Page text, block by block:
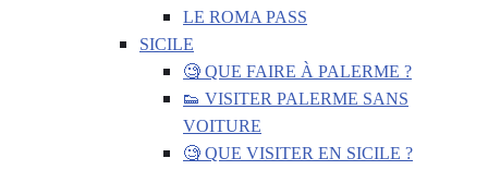
LE ROMA PASS
SICILE
🧐 QUE FAIRE À PALERME ?
👟 VISITER PALERME SANS
VOITURE
🧐 QUE VISITER EN SICILE ?